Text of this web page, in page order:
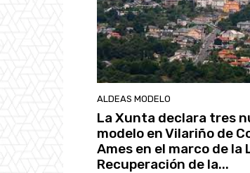
ALDEAS MODELO
La Xunta declara tres
modelo en Vilariño de
Ames en el marco de la
Recuperación de la...